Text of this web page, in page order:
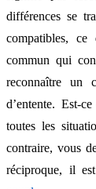
différences se
compatibles,
commun qui
reconnaître un
d’entente. Est-
toutes les
contraire, vous
réciproque, il